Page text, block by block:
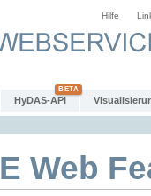
Hilfe
HyDAS-API
Web